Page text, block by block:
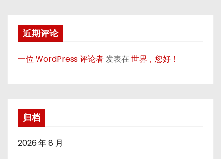
近期评论
一位 WordPress 评论者发表在世界，您好！
归档
2026 年 8 月